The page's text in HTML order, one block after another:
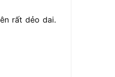
rất dẻo dai.